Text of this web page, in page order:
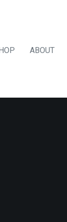
ABOUT